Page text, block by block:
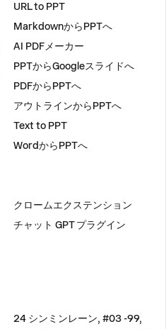
URL to PPT
MarkdownからPPTへ
AI PDFメーカー
PPTからGoogleスライドへ
PDFからPPTへ
アウトラインからPPTへ
Text to PPT
WordからPPTへ
クロームエクステンション
チャット GPT プラグイン
24 シンミンレーン, #03 -99,